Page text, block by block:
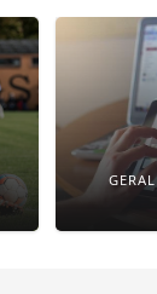
GERAL